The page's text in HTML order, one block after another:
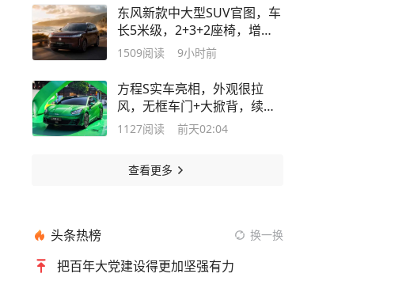
东风新款中大型SUV官图，车
长5米级，2+3+2座椅，增
程、纯电都有
1509阅读 9小时前
方程S实车亮相，外观很拉
风，无框车门+大掀背，续航
可达900km
1127阅读 前天02:04
查看更多
头条热榜 换一换
把百年大党建设得更加坚强有力